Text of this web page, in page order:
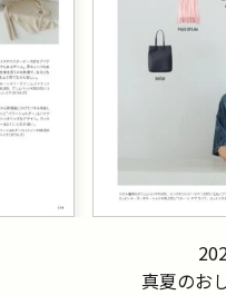
真夏のお